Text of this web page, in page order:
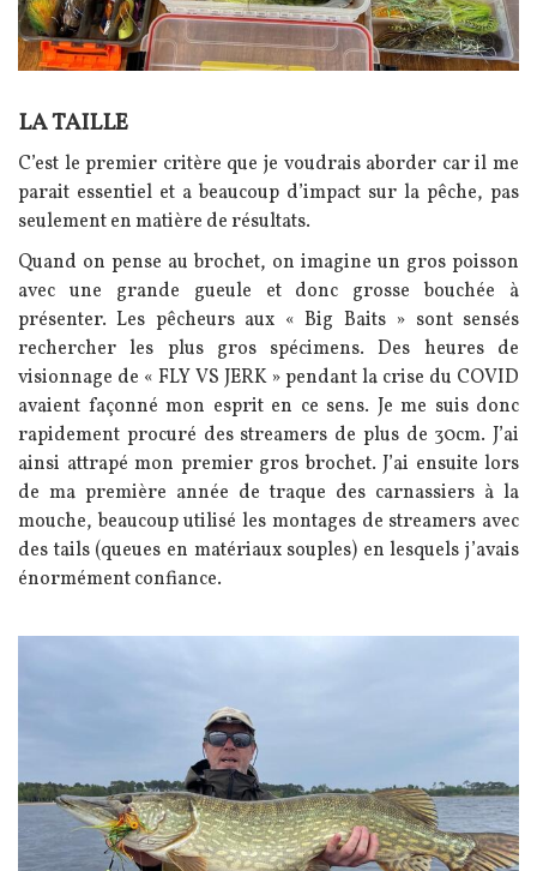
Texte
LA TAILLE
C’est le premier critère que je voudrais aborder car il me
parait essentiel et a beaucoup d’impact sur la pêche, pas
seulement en matière de résultats.
Quand on pense au brochet, on imagine un gros poisson
avec une grande gueule et donc grosse bouchée à
présenter. Les pêcheurs aux « Big Baits » sont sensés
rechercher les plus gros spécimens. Des heures de
visionnage de « FLY VS JERK » pendant la crise du COVID
avaient façonné mon esprit en ce sens. Je me suis donc
rapidement procuré des streamers de plus de 30cm. J’ai
ainsi attrapé mon premier gros brochet. J’ai ensuite lors
de ma première année de traque des carnassiers à la
mouche, beaucoup utilisé les montages de streamers avec
des tails (queues en matériaux souples) en lesquels j’avais
énormément confiance.